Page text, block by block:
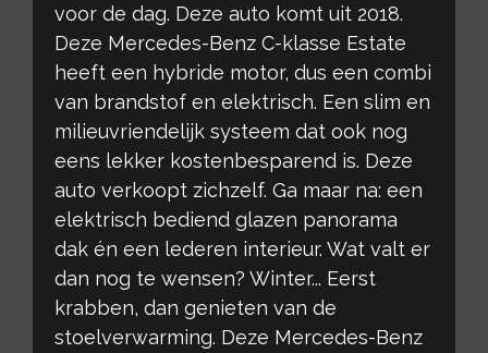
voor de dag. Deze auto komt uit 2018.
Deze Mercedes-Benz C-klasse Estate
heeft een hybride motor, dus een combi
van brandstof en elektrisch. Een slim en
milieuvriendelijk systeem dat ook nog
eens lekker kostenbesparend is. Deze
auto verkoopt zichzelf. Ga maar na: een
elektrisch bediend glazen panorama
dak én een lederen interieur. Wat valt er
dan nog te wensen? Winter... Eerst
krabben, dan genieten van de
stoelverwarming. Deze Mercedes-Benz